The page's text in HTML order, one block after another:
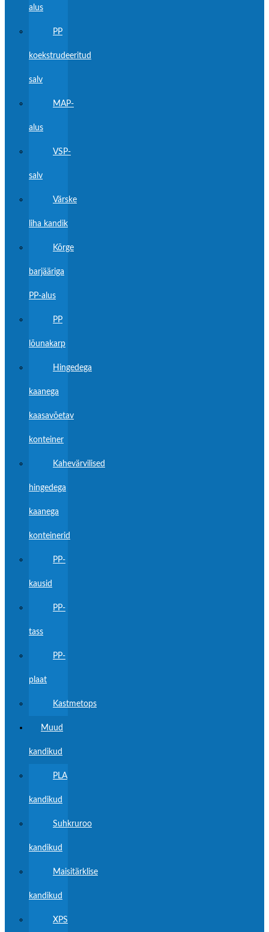
alus
PP
koekstrudeeritud
salv
MAP-
alus
VSP-
salv
Värske
liha kandik
Kõrge
barjääriga
PP-alus
PP
lõunakarp
Hingedega
kaanega
kaasavõetav
konteiner
Kahevärvilised
hingedega
kaanega
konteinerid
PP-
kausid
PP-
tass
PP-
plaat
Kastmetops
Muud
kandikud
PLA
kandikud
Suhkruroo
kandikud
Maisitärklise
kandikud
XPS